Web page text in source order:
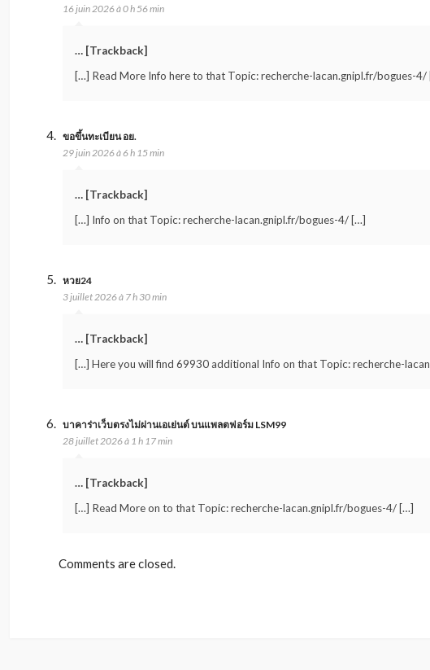
16 juin 2026 à 0 h 56 min
… [Trackback]
[…] Read More Info here to that Topic: recherche-lacan.gnipl.fr/bogues-4/
ขอขึ้นทะเบียน อย.
29 juin 2026 à 6 h 15 min
… [Trackback]
[…] Info on that Topic: recherche-lacan.gnipl.fr/bogues-4/ […]
หวย24
3 juillet 2026 à 7 h 30 min
… [Trackback]
[…] Here you will find 69930 additional Info on that Topic: recherche-
บาคาร่าเว็บตรงไม่ผ่านเอเย่นต์ บนแพลตฟอร์ม LSM99
28 juillet 2026 à 1 h 17 min
… [Trackback]
[…] Read More on to that Topic: recherche-lacan.gnipl.fr/bogues-4/ […]
Comments are closed.